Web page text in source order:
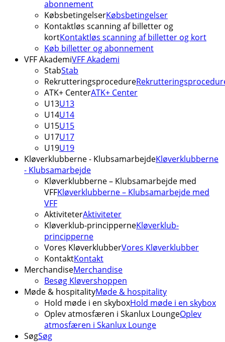
abonnement
KøbsbetingelserKøbsbetingelser
Kontaktløs scanning af billetter og
kortKontaktløs scanning af billetter og kort
Køb billetter og abonnement
VFF AkademiVFF Akademi
StabStab
Rekrutteringsprocedure
ATK+ CenterATK+ Center
U13U13
U14U14
U15U15
U17U17
U19U19
Kløverklubberne - KlubsamarbejdeKløverklubberne
- Klubsamarbejde
Kløverklubberne – Klubsamarbejde med
VFFKløverklubberne – Klubsamarbejde med
VFF
AktiviteterAktiviteter
Kløverklub-principperneKløverklub-
principperne
Vores KløverklubberVores Kløverklubber
KontaktKontakt
MerchandiseMerchandise
Besøg Kløvershoppen
Møde & hospitalityMøde & hospitality
Hold møde i en skyboxHold møde i en skybox
Oplev atmosfæren i Skanlux LoungeOplev
atmosfæren i Skanlux Lounge
SøgSøg